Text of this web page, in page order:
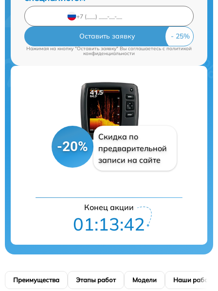
Оставить заявку
Нажимая на кнопку "Оставить заявку" Вы соглашаетесь cполитикой
конфиденциальности
-20%
Скидка по
предварительной
записи на сайте
Конец акции
01:13:41
Преимущества Этапы работ Модели Наши работы